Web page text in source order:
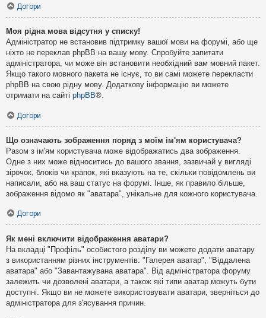
Догори
Моя рідна мова відсутня у списку!
Адміністратор не встановив підтримку вашої мови на форумі, або ще
ніхто не переклав phpBB на вашу мову. Спробуйте запитати
адміністратора, чи може він встановити необхідний вам мовний пакет.
Якщо такого мовного пакета не існує, то ви самі можете перекласти
phpBB на свою рідну мову. Додаткову інформацію ви можете
отримати на сайті phpBB®.
Догори
Що означають зображення поряд з моїм ім'ям користувача?
Разом з ім'ям користувача може відображатись два зображення.
Одне з них може відноситись до вашого звання, зазвичай у вигляді
зірочок, блоків чи крапок, які вказують на те, скільки повідомлень ви
написали, або на ваш статус на форумі. Інше, як правило більше,
зображення відомо як "аватара", унікальне для кожного користувача.
Догори
Як мені включити відображення аватари?
На вкладці "Профіль" особистого розділу ви можете додати аватару
з використанням різних інструментів: "Галерея аватар", "Віддалена
аватара" або "Завантажувана аватара". Від адміністратора форуму
залежить чи дозволені аватари, а також які типи аватар можуть бути
доступні. Якщо ви не можете використовувати аватари, зверніться до
адміністратора для з'ясування причин.